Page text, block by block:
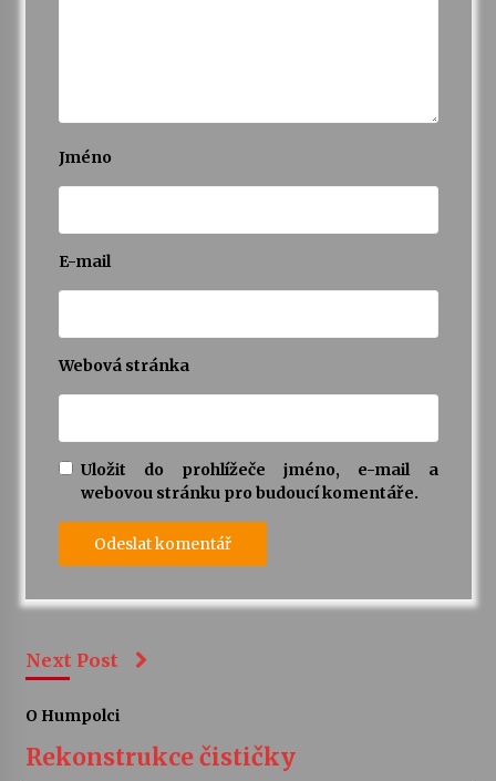
Jméno
E-mail
Webová stránka
Uložit do prohlížeče jméno, e-mail a
webovou stránku pro budoucí komentáře.
Next Post
O Humpolci
Rekonstrukce čističky